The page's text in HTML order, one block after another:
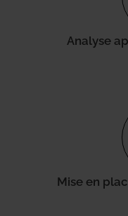
Analyse
Mise en